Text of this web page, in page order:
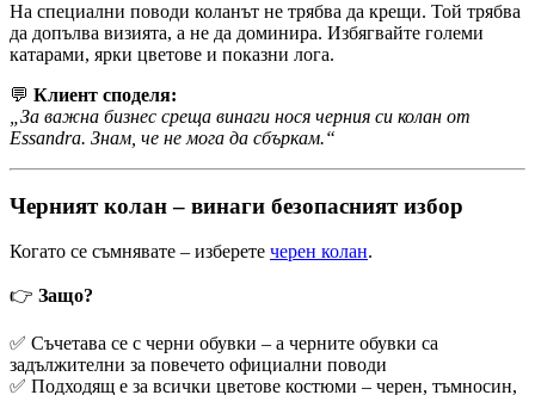
На специални поводи коланът не трябва да крещи. Той трябва
да допълва визията, а не да доминира. Избягвайте големи
катарами, ярки цветове и показни лога.
💬 Клиент споделя:
„За важна бизнес среща винаги нося черния си колан от
Essandra. Знам, че не мога да сбъркам.“
Черният колан – винаги безопасният избор
Когато се съмнявате – изберете черен колан.
👉 Защо?
✅ Съчетава се с черни обувки – а черните обувки са
задължителни за повечето официални поводи
✅ Подходящ е за всички цветове костюми – черен, тъмносин,